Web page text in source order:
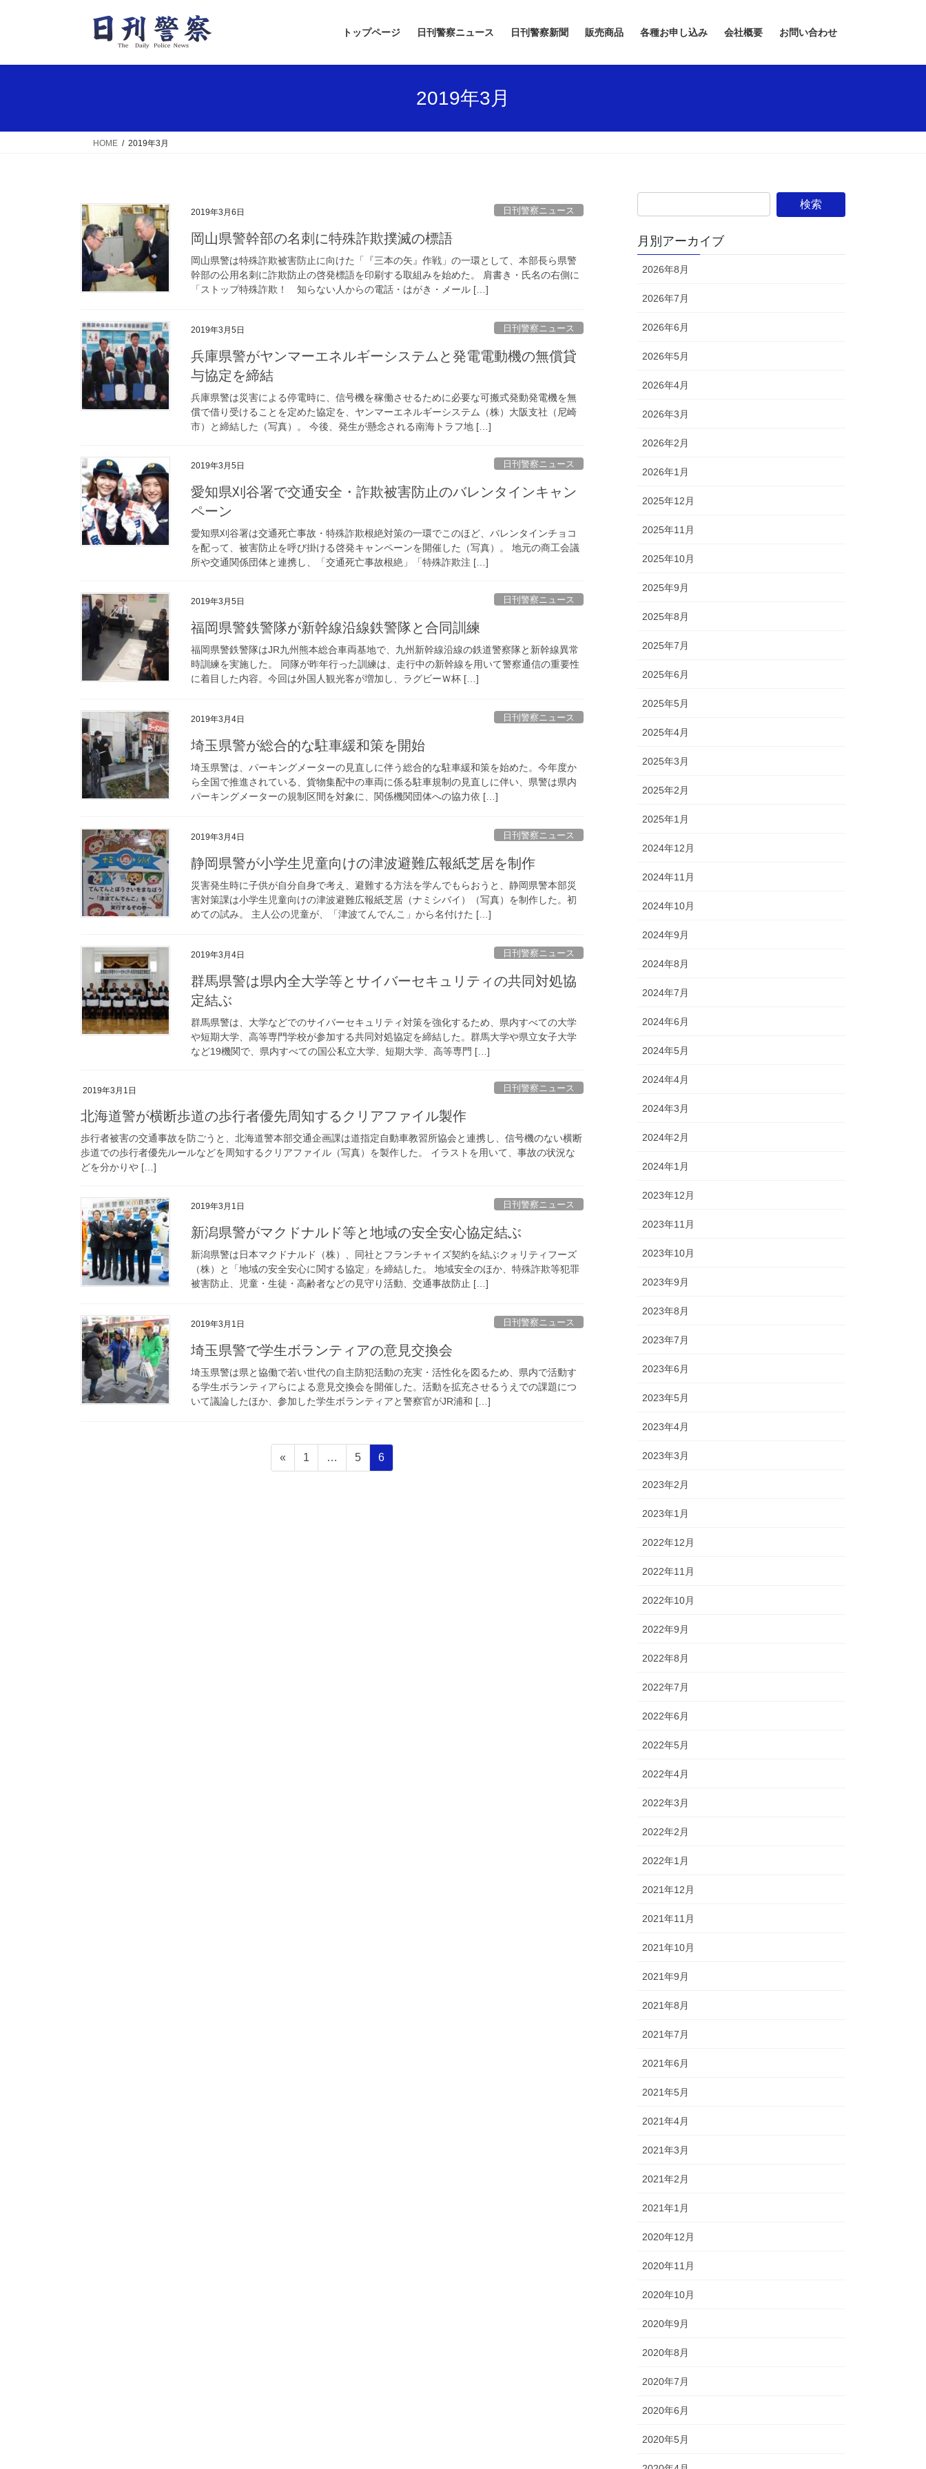
トップページ 日刊警察ニュース 日刊警察新聞 販売商品 各種お申し込み 会社概要 お問い合わせ
2019年3月
HOME 2019年3月
2019年3月6日 日刊警察ニュース
岡山県警幹部の名刺に特殊詐欺撲滅の標語
岡山県警は特殊詐欺被害防止に向けた「『三本の矢』作戦」の一環として、本部長ら県警
幹部の公用名刺に詐欺防止の啓発標語を印刷する取組みを始めた。 肩書き・氏名の右側に
「ストップ特殊詐欺！ 知らない人からの電話・はがき・メール […]
2019年3月5日 日刊警察ニュース
兵庫県警がヤンマーエネルギーシステムと発電電動機の無償貸
与協定を締結
兵庫県警は災害による停電時に、信号機を稼働させるために必要な可搬式発動発電機を無
償で借り受けることを定めた協定を、ヤンマーエネルギーシステム（株）大阪支社（尼崎
市）と締結した（写真）。 今後、発生が懸念される南海トラフ地 […]
2019年3月5日 日刊警察ニュース
愛知県刈谷署で交通安全・詐欺被害防止のバレンタインキャン
ペーン
愛知県刈谷署は交通死亡事故・特殊詐欺根絶対策の一環でこのほど、バレンタインチョコ
を配って、被害防止を呼び掛ける啓発キャンペーンを開催した（写真）。 地元の商工会議
所や交通関係団体と連携し、「交通死亡事故根絶」「特殊詐欺注 […]
2019年3月5日 日刊警察ニュース
福岡県警鉄警隊が新幹線沿線鉄警隊と合同訓練
福岡県警鉄警隊はJR九州熊本総合車両基地で、九州新幹線沿線の鉄道警察隊と新幹線異常
時訓練を実施した。 同隊が昨年行った訓練は、走行中の新幹線を用いて警察通信の重要性
に着目した内容。今回は外国人観光客が増加し、ラグビーＷ杯 […]
2019年3月4日 日刊警察ニュース
埼玉県警が総合的な駐車緩和策を開始
埼玉県警は、パーキングメーターの見直しに伴う総合的な駐車緩和策を始めた。今年度か
ら全国で推進されている、貨物集配中の車両に係る駐車規制の見直しに伴い、県警は県内
パーキングメーターの規制区間を対象に、関係機関団体への協力依 […]
2019年3月4日 日刊警察ニュース
静岡県警が小学生児童向けの津波避難広報紙芝居を制作
災害発生時に子供が自分自身で考え、避難する方法を学んでもらおうと、静岡県警本部災
害対策課は小学生児童向けの津波避難広報紙芝居（ナミシバイ）（写真）を制作した。初
めての試み。 主人公の児童が、「津波てんでんこ」から名付けた […]
2019年3月4日 日刊警察ニュース
群馬県警は県内全大学等とサイバーセキュリティの共同対処協
定結ぶ
群馬県警は、大学などでのサイバーセキュリティ対策を強化するため、県内すべての大学
や短期大学、高等専門学校が参加する共同対処協定を締結した。群馬大学や県立女子大学
など19機関で、県内すべての国公私立大学、短期大学、高等専門 […]
2019年3月1日 日刊警察ニュース
北海道警が横断歩道の歩行者優先周知するクリアファイル製作
歩行者被害の交通事故を防ごうと、北海道警本部交通企画課は道指定自動車教習所協会と連携し、信号機のない横断
歩道での歩行者優先ルールなどを周知するクリアファイル（写真）を製作した。 イラストを用いて、事故の状況な
どを分かりや […]
2019年3月1日 日刊警察ニュース
新潟県警がマクドナルド等と地域の安全安心協定結ぶ
新潟県警は日本マクドナルド（株）、同社とフランチャイズ契約を結ぶクォリティフーズ
（株）と「地域の安全安心に関する協定」を締結した。 地域安全のほか、特殊詐欺等犯罪
被害防止、児童・生徒・高齢者などの見守り活動、交通事故防止 […]
2019年3月1日 日刊警察ニュース
埼玉県警で学生ボランティアの意見交換会
埼玉県警は県と協働で若い世代の自主防犯活動の充実・活性化を図るため、県内で活動す
る学生ボランティアらによる意見交換会を開催した。活動を拡充させるうえでの課題につ
いて議論したほか、参加した学生ボランティアと警察官がJR浦和 […]
«
固
定
1 …
固
定
5
固
定
6
月別アーカイブ
2026年8月
2026年7月
2026年6月
2026年5月
2026年4月
2026年3月
2026年2月
2026年1月
2025年12月
2025年11月
2025年10月
2025年9月
2025年8月
2025年7月
2025年6月
2025年5月
2025年4月
2025年3月
2025年2月
2025年1月
2024年12月
2024年11月
2024年10月
2024年9月
2024年8月
2024年7月
2024年6月
2024年5月
2024年4月
2024年3月
2024年2月
2024年1月
2023年12月
2023年11月
2023年10月
2023年9月
2023年8月
2023年7月
2023年6月
2023年5月
2023年4月
2023年3月
2023年2月
2023年1月
2022年12月
2022年11月
2022年10月
2022年9月
2022年8月
2022年7月
2022年6月
2022年5月
2022年4月
2022年3月
2022年2月
2022年1月
2021年12月
2021年11月
2021年10月
2021年9月
2021年8月
2021年7月
2021年6月
2021年5月
2021年4月
2021年3月
2021年2月
2021年1月
2020年12月
2020年11月
2020年10月
2020年9月
2020年8月
2020年7月
2020年6月
2020年5月